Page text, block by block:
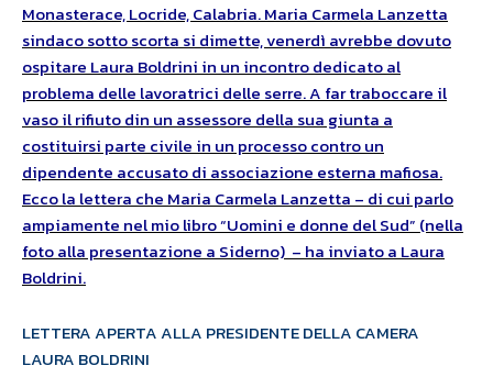
Monasterace, Locride, Calabria. Maria Carmela Lanzetta
sindaco sotto scorta si dimette, venerdì avrebbe dovuto
ospitare Laura Boldrini in un incontro dedicato al
problema delle lavoratrici delle serre. A far traboccare il
vaso il rifiuto din un assessore della sua giunta a
costituirsi parte civile in un processo contro un
dipendente accusato di associazione esterna mafiosa.
Ecco la lettera che Maria Carmela Lanzetta – di cui parlo
ampiamente nel mio libro “Uomini e donne del Sud” (nella
foto alla presentazione a Siderno) – ha inviato a Laura
Boldrini.
LETTERA APERTA ALLA PRESIDENTE DELLA CAMERA
LAURA BOLDRINI